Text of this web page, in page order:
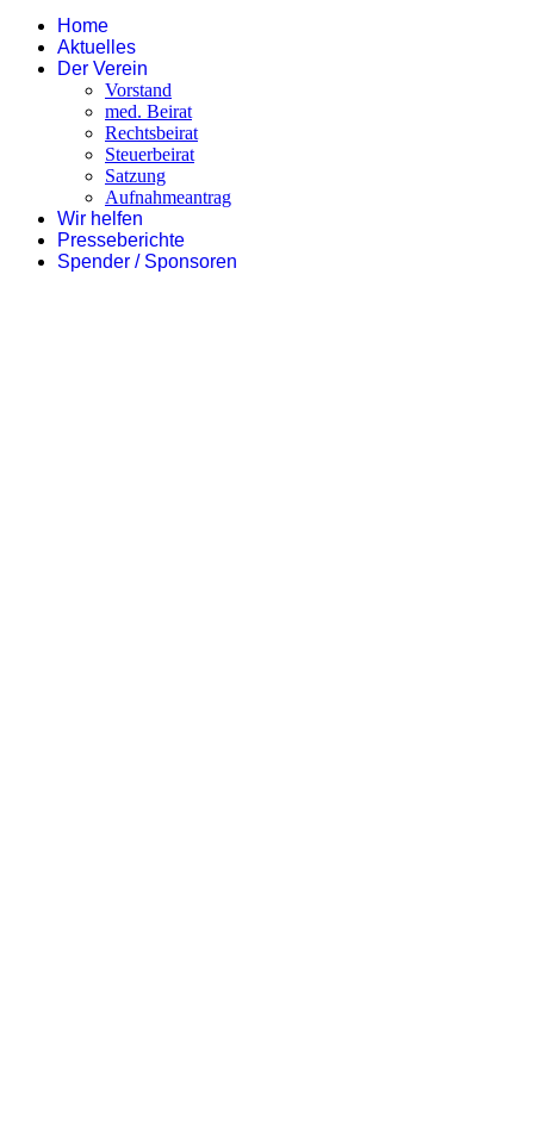
Home
Aktuelles
Der Verein
Vorstand
med. Beirat
Rechtsbeirat
Steuerbeirat
Satzung
Aufnahmeantrag
Wir helfen
Presseberichte
Spender / Sponsoren